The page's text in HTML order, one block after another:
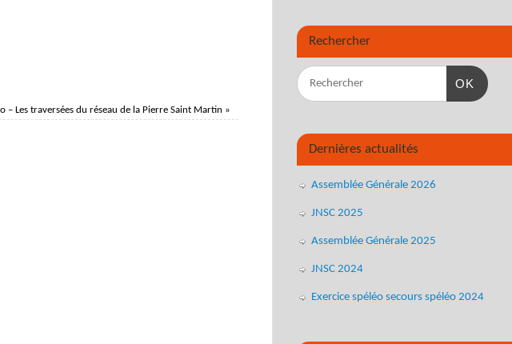
– Les traversées du réseau de la Pierre Saint Martin »
Rechercher
OK
Dernières actualités
Assemblée Générale 2026
JNSC 2025
Assemblée Générale 2025
JNSC 2024
Exercice spéléo secours spéléo 2024